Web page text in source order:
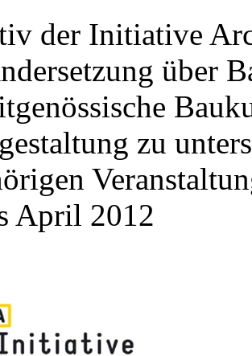
der Initiative
über
zu
April 2012